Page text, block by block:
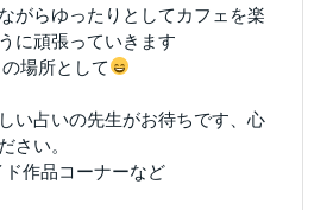
がらゆったりとしてカフェを楽
に頑張っていきます
場所として
い占いの先生がお待ちです、心
さい。
作品コーナーなど